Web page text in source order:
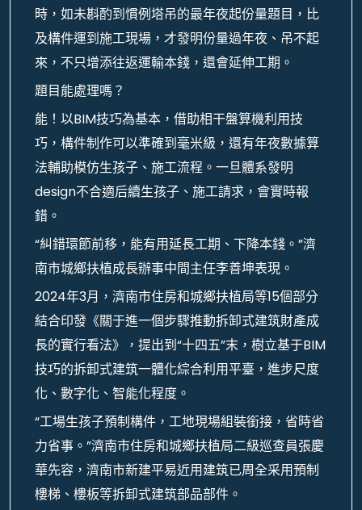
時，如未斟酌到慣例塔吊的最年夜起份量題目，比
及構件運到施工現場，才發明份量過年夜、吊不起
來，不只增添往返運輸本錢，還會延伸工期。
題目能處理嗎？
能！以BIM技巧為基本，借助相干盤算機利用技
巧，構件制作可以準確到毫米級，還有年夜數據算
法輔助模仿生孩子、施工流程。一旦體系發明
design不合適后續生孩子、施工請求，會實時報
錯。
“糾錯環節前移，能有用延長工期、下降本錢。”濟
南市城鄉扶植成長辦事中間主任李善坤表現。
2024年3月，濟南市住房和城鄉扶植局等15個部分
結合印發《關于進一個步驟推動拆卸式建筑財產成
長的實行看法》，提出到“十四五”末，樹立基于BIM
技巧的拆卸式建筑一體化綜合利用平臺，進步尺度
化、數字化、智能化程度。
“工場生孩子預制構件，工地現場組裝銜接，省時省
力省事。”濟南市住房和城鄉扶植局二級巡查員張慶
華先容，濟南市新建平易近用建筑已周全采用預制
樓梯、樓板等拆卸式建筑部品部件。